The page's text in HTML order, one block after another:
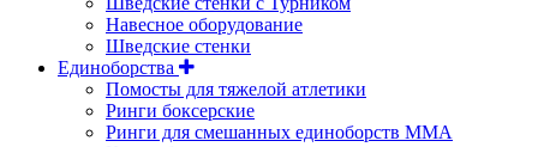
Навесное оборудование
Шведские стенки
Единоборства
Помосты для тяжелой атлетики
Ринги боксерские
Ринги для смешанных единоборств ММА